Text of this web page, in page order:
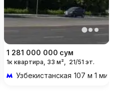
пешком
1 281 000 000 сум
1к квартира, 33 м², 21/51 эт.
Узбекистанская 107 м 1